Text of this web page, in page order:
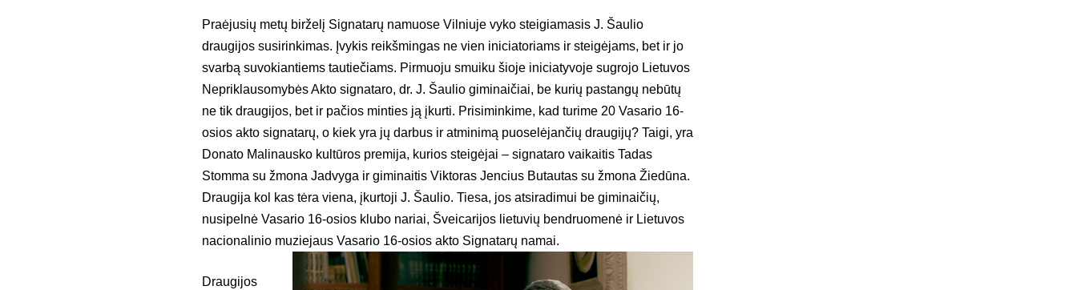
Praėjusių metų birželį Signatarų namuose Vilniuje vyko steigiamasis J. Šaulio
draugijos susirinkimas. Įvykis reikšmingas ne vien iniciatoriams ir steigėjams, bet ir jo
svarbą suvokiantiems tautiečiams. Pirmuoju smuiku šioje iniciatyvoje sugrojo Lietuvos
Nepriklausomybės Akto signataro, dr. J. Šaulio giminaičiai, be kurių pastangų nebūtų
ne tik draugijos, bet ir pačios minties ją įkurti. Prisiminkime, kad turime 20 Vasario 16-
osios akto signatarų, o kiek yra jų darbus ir atminimą puoselėjančių draugijų? Taigi, yra
Donato Malinausko kultūros premija, kurios steigėjai – signataro vaikaitis Tadas
Stomma su žmona Jadvyga ir giminaitis Viktoras Jencius Butautas su žmona Žiedūna.
Draugija kol kas tėra viena, įkurtoji J. Šaulio. Tiesa, jos atsiradimui be giminaičių,
nusipelnė Vasario 16-osios klubo nariai, Šveicarijos lietuvių bendruomenė ir Lietuvos
nacionalinio muziejaus Vasario 16-osios akto Signatarų namai.
Draugijos